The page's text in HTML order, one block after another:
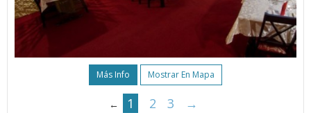
Más Info Mostrar En Mapa
← 1 2 3 →